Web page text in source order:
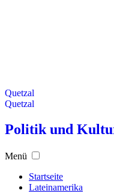
Quetzal
Quetzal
Politik und
Menü
Startseite
Lateinamerika